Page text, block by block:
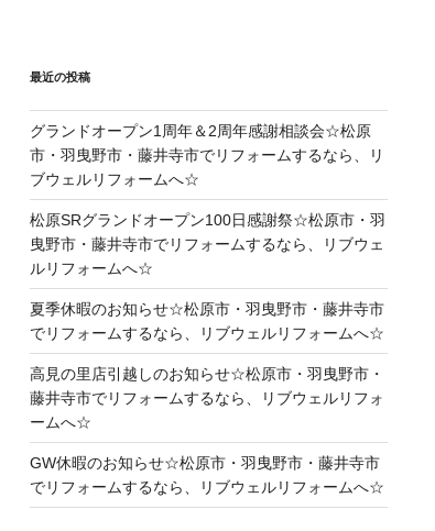
最近の投稿
グランドオープン1周年＆2周年感謝相談会☆松原
市・羽曳野市・藤井寺市でリフォームするなら、リ
ブウェルリフォームへ☆
松原SRグランドオープン100日感謝祭☆松原市・羽
曳野市・藤井寺市でリフォームするなら、リブウェ
ルリフォームへ☆
夏季休暇のお知らせ☆松原市・羽曳野市・藤井寺市
でリフォームするなら、リブウェルリフォームへ☆
高見の里店引越しのお知らせ☆松原市・羽曳野市・
藤井寺市でリフォームするなら、リブウェルリフォ
ームへ☆
GW休暇のお知らせ☆松原市・羽曳野市・藤井寺市
でリフォームするなら、リブウェルリフォームへ☆